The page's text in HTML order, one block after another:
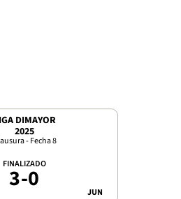
DIMAYOR
2025
- Fecha 8
FINALIZADO
3-0 JUN